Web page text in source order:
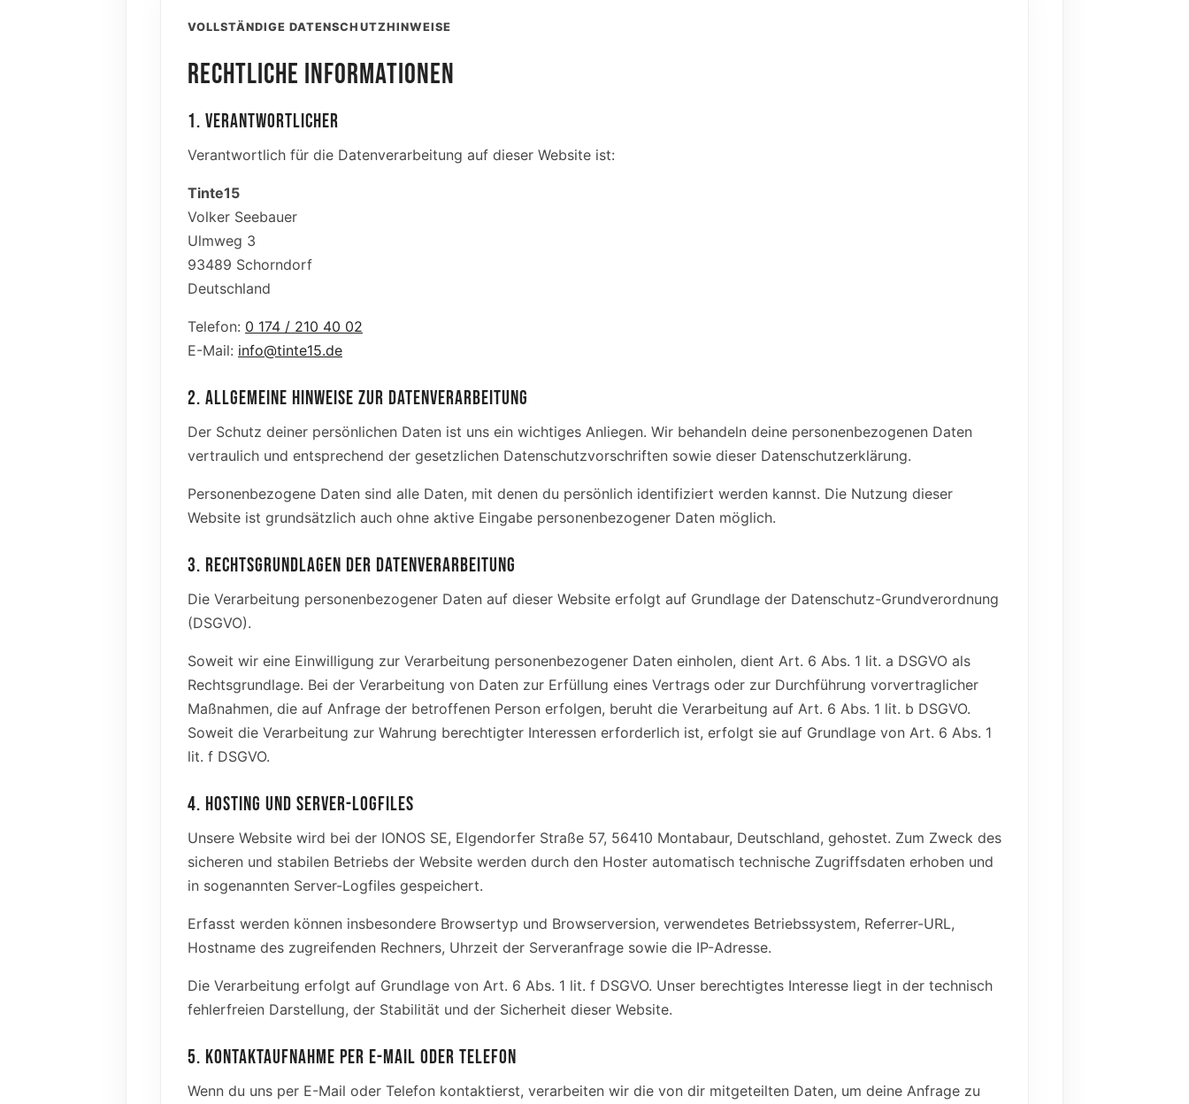
VOLLSTÄNDIGE DATENSCHUTZHINWEISE
RECHTLICHE INFORMATIONEN
1. VERANTWORTLICHER
Verantwortlich für die Datenverarbeitung auf dieser Website ist:
Tinte15
Volker Seebauer
Ulmweg 3
93489 Schorndorf
Deutschland
Telefon: 0 174 / 210 40 02
E-Mail: info@tinte15.de
2. ALLGEMEINE HINWEISE ZUR DATENVERARBEITUNG
Der Schutz deiner persönlichen Daten ist uns ein wichtiges Anliegen. Wir behandeln deine personenbezogenen Daten
vertraulich und entsprechend der gesetzlichen Datenschutzvorschriften sowie dieser Datenschutzerklärung.
Personenbezogene Daten sind alle Daten, mit denen du persönlich identifiziert werden kannst. Die Nutzung dieser
Website ist grundsätzlich auch ohne aktive Eingabe personenbezogener Daten möglich.
3. RECHTSGRUNDLAGEN DER DATENVERARBEITUNG
Die Verarbeitung personenbezogener Daten auf dieser Website erfolgt auf Grundlage der Datenschutz-Grundverordnung
(DSGVO).
Soweit wir eine Einwilligung zur Verarbeitung personenbezogener Daten einholen, dient Art. 6 Abs. 1 lit. a DSGVO als
Rechtsgrundlage. Bei der Verarbeitung von Daten zur Erfüllung eines Vertrags oder zur Durchführung vorvertraglicher
Maßnahmen, die auf Anfrage der betroffenen Person erfolgen, beruht die Verarbeitung auf Art. 6 Abs. 1 lit. b DSGVO.
Soweit die Verarbeitung zur Wahrung berechtigter Interessen erforderlich ist, erfolgt sie auf Grundlage von Art. 6 Abs. 1
lit. f DSGVO.
4. HOSTING UND SERVER-LOGFILES
Unsere Website wird bei der IONOS SE, Elgendorfer Straße 57, 56410 Montabaur, Deutschland, gehostet. Zum Zweck des
sicheren und stabilen Betriebs der Website werden durch den Hoster automatisch technische Zugriffsdaten erhoben und
in sogenannten Server-Logfiles gespeichert.
Erfasst werden können insbesondere Browsertyp und Browserversion, verwendetes Betriebssystem, Referrer-URL,
Hostname des zugreifenden Rechners, Uhrzeit der Serveranfrage sowie die IP-Adresse.
Die Verarbeitung erfolgt auf Grundlage von Art. 6 Abs. 1 lit. f DSGVO. Unser berechtigtes Interesse liegt in der technisch
fehlerfreien Darstellung, der Stabilität und der Sicherheit dieser Website.
5. KONTAKTAUFNAHME PER E-MAIL ODER TELEFON
Wenn du uns per E-Mail oder Telefon kontaktierst, verarbeiten wir die von dir mitgeteilten Daten, um deine Anfrage zu